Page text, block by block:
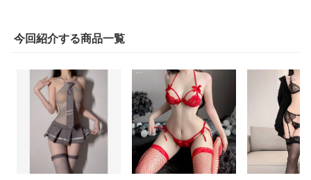
今回紹介する商品一覧